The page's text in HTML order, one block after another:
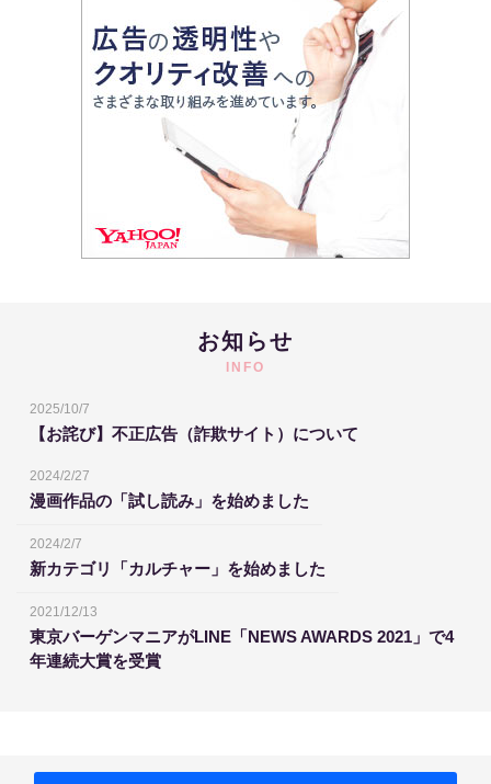
お知らせ
INFO
2025/10/7
【お詫び】不正広告（詐欺サイト）について
2024/2/27
漫画作品の「試し読み」を始めました
2024/2/7
新カテゴリ「カルチャー」を始めました
2021/12/13
東京バーゲンマニアがLINE「NEWS AWARDS 2021」で4
年連続大賞を受賞